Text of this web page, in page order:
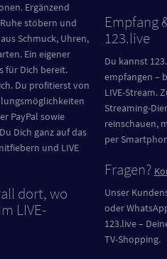
Ergänzend
stöbern und
Schmuck, Uhren,
Ein eigener
für Dich bereit.
Du profitierst von
PayPal sowie
Dich ganz auf das
und LIVE
dort, wo
LIVE-
Empfang
123.live
Du kannst
empfangen –
LIVE-Stream.
Streaming-
reinschauen,
per
Fragen?
Unser
oder
123.live –
TV-Shopping.